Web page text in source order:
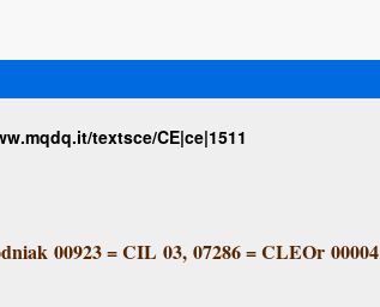
textsce/CE|ce|1511
00923=CIL 03, 07286=CLEOr 00004